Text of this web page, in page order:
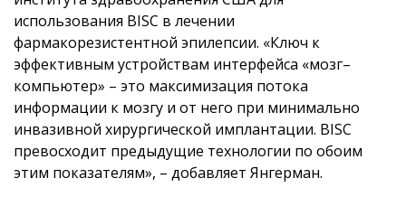
использования BISC в лечении
фармакорезистентной эпилепсии. «Ключ к
эффективным устройствам интерфейса «мозг–
компьютер» – это максимизация потока
информации к мозгу и от него при минимально
инвазивной хирургической имплантации. BISC
превосходит предыдущие технологии по обоим
этим показателям», – добавляет Янгерман.